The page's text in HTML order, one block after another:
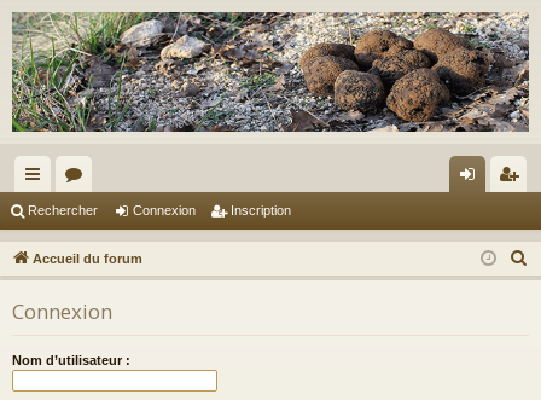
ac
co
ur
ci
s
or
u
m
s
ne
xi
cri
pti
Rechercher Connexion Inscription
Accueil du forum
e
Connexion
Nom d’utilisateur :